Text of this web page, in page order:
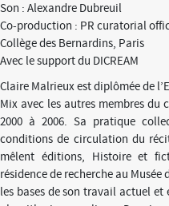
Son : Alexandre Dubreuil
Co-production : PR curatorial
Collège des Bernardins, Paris
Avec le support du DICREAM
Claire Malrieux est diplômée de
Mix avec les autres membres
2000 à 2006. Sa pratique
conditions de circulation du
mêlent éditions, Histoire et
résidence de recherche au Musée
les bases de son travail actuel